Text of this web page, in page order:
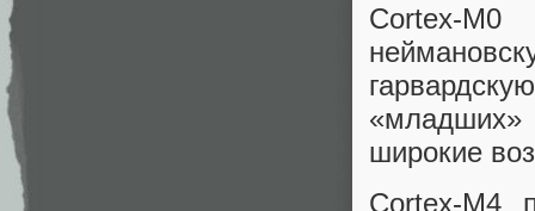
Cortex-
«младших»
широкие
Cortex-M4